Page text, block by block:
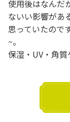
使用後はなんだ
ないい影響があ
思っていたので
~。
保湿・UV・角質